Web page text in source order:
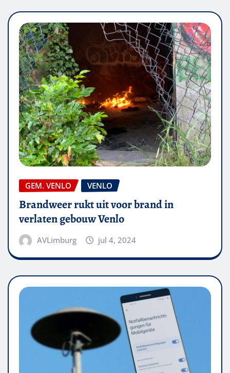
GEM. VENLO VENLO
Brandweer rukt uit voor brand in
verlaten gebouw Venlo
AVLimburg jul 4, 2024